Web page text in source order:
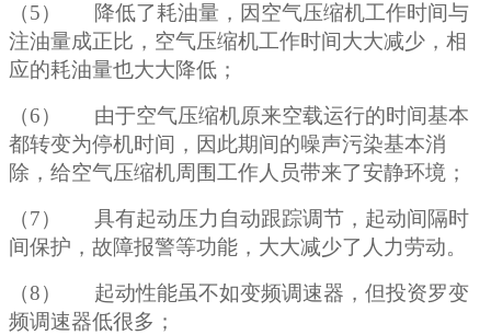
（5） 降低了耗油量，因空气压缩机工作时间与
注油量成正比，空气压缩机工作时间大大减少，相
应的耗油量也大大降低；
（6） 由于空气压缩机原来空载运行的时间基本
都转变为停机时间，因此期间的噪声污染基本消
除，给空气压缩机周围工作人员带来了安静环境；
（7） 具有起动压力自动跟踪调节，起动间隔时
间保护，故障报警等功能，大大减少了人力劳动。
（8） 起动性能虽不如变频调速器，但投资罗变
频调速器低很多；